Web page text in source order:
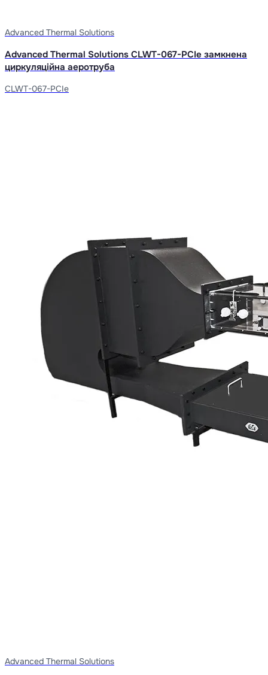
Advanced Thermal Solutions
Advanced Thermal Solutions CLWT-067-PCIe замкнена
циркуляційна аеротруба
CLWT-067-PCIe
Advanced Thermal Solutions